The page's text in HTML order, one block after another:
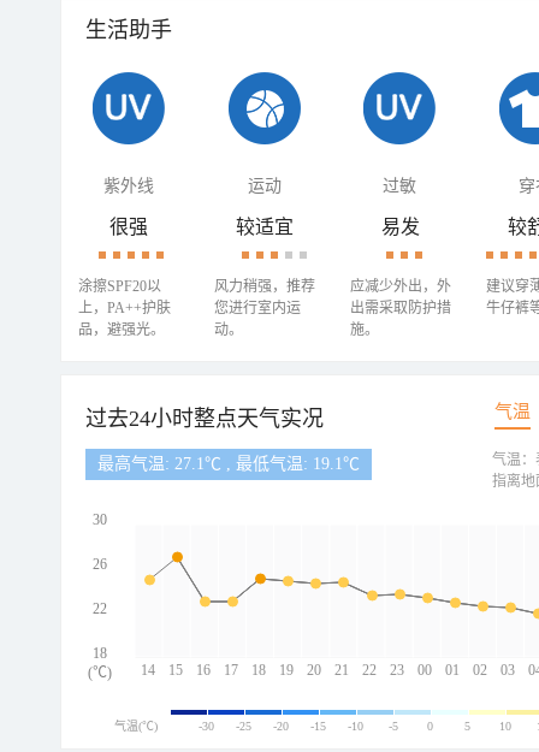
生活助手
紫外线 运动 过敏 穿
很强
涂擦SPF20以
上，PA++护肤
品，避强光。
较适宜
风力稍强，推荐
您进行室内运
动。
易发
应减少外出，外
出需采取防护措
施。
较
建议穿
牛仔裤
过去24小时整点天气实况 气温
最高气温: 27.1℃ , 最低气温: 19.1℃
14 15 16 17 18 19 20 21 22 23 00 01 02 03
30
26
22
18
(℃)
气温：
指离地
气温(℃) -30 -25 -20 -15 -10 -5 0 5 10